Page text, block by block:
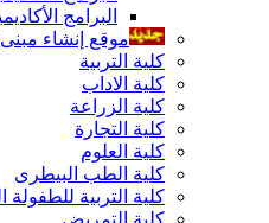
البرامج
موقع إنشاء
كلية التربية
كلية الاداب
كلية الزراعة
كلية التجارة
كلية العلوم
كلية الطب البيطرى
كلية التربية للطفولة
كلية التمريض